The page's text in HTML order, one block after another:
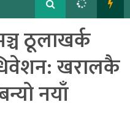
ठूलाखर्क
खरालकै
नयाँ